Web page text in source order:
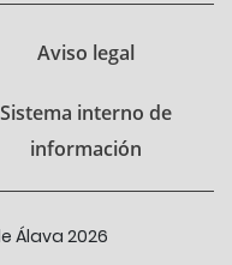
Aviso legal
Sistema interno de
información
Álava 2026